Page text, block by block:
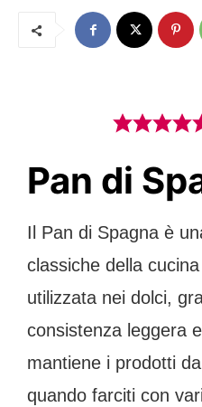
Pan di
Il Pan di Spagna è
classiche della
utilizzata nei dolci,
consistenza leggera
mantiene i prodotti
quando farciti con